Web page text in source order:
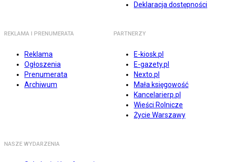
Deklaracja dostępności
REKLAMA I PRENUMERATA
Reklama
Ogłoszenia
Prenumerata
Archiwum
PARTNERZY
E-kiosk.pl
E-gazety.pl
Nexto.pl
Mała księgowość
Kancelarierp.pl
Wieści Rolnicze
Życie Warszawy
NASZE WYDARZENIA